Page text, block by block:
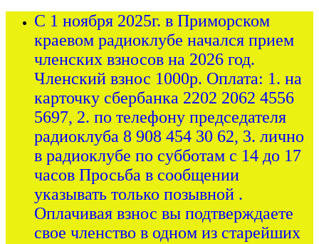
С 1 ноября 2025г. в Приморском
краевом радиоклубе начался прием
членских взносов на 2026 год.
Членский взнос 1000р. Оплата: 1. на
карточку сбербанка 2202 2062 4556
5697, 2. по телефону председателя
радиоклуба 8 908 454 30 62, 3. лично
в радиоклубе по субботам с 14 до 17
часов Просьба в сообщении
указывать только позывной .
Оплачивая взнос вы подтверждаете
свое членство в одном из старейших